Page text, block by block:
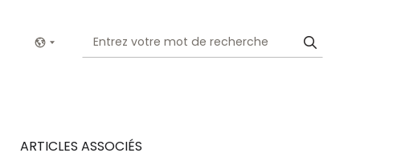
Show menu
ARTICLES ASSOCIÉS